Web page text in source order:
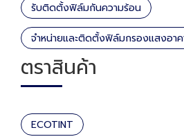
รับติดตั้งฟิล์มกันความร้อน
จำหน่ายและติดตั้งฟิล์มกรองแสงอาค
ตราสินค้า
ECOTINT